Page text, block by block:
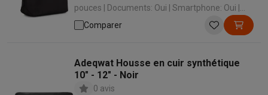
pouces | Documents: Oui | Smartphone: Oui |
Tablette: Oui | Bouteille d’eau: Non
Comparer
Adeqwat Housse en cuir synthétique
10" - 12" - Noir
0 avis